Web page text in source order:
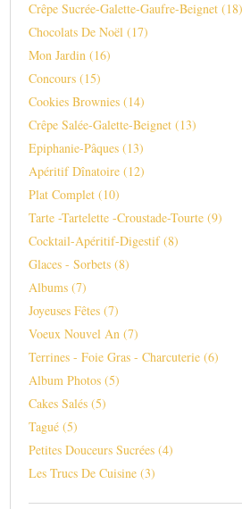
Crêpe Sucrée-Galette-Gaufre-Beignet (18)
Chocolats De Noël (17)
Mon Jardin (16)
Concours (15)
Cookies Brownies (14)
Crêpe Salée-Galette-Beignet (13)
Epiphanie-Pâques (13)
Apéritif Dînatoire (12)
Plat Complet (10)
Tarte -tartelette -croustade-Tourte (9)
Cocktail-Apéritif-Digestif(8)
Glaces - Sorbets (8)
Albums (7)
Joyeuses Fêtes (7)
Voeux Nouvel An (7)
Terrines - Foie Gras - Charcuterie (6)
Album Photos (5)
Cakes Salés (5)
Tagué (5)
Petites Douceurs Sucrées (4)
Les Trucs De Cuisine (3)